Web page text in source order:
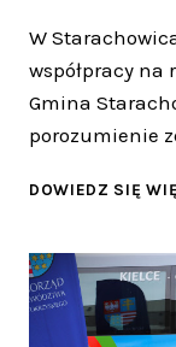
W
współpracy na
Gmina
porozumienie
DOWIEDZ SIĘ